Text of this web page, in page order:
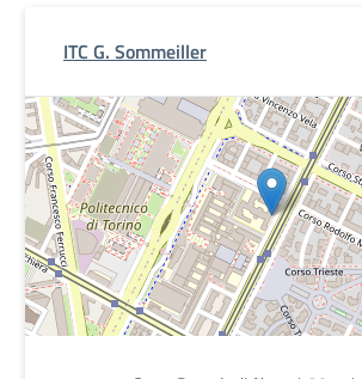
ITC G. Sommeiller